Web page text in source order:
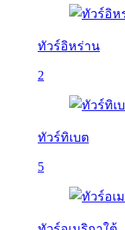
ทัวร์อิหร่าน
2
ทัวร์ทิเบต
5